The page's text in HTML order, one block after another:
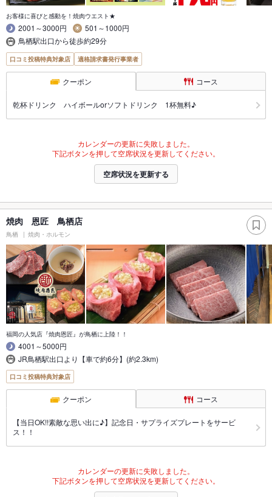
お客様に喜びと感動を！焼肉ウエスト★
2001～3000円
501～1000円
鳥栖駅出口から徒歩約29分
口コミ投稿特典対象店 適格請求書発行事業者
クーポン コース
乾杯ドリンク ハイボールorソフトドリンク 1杯無料♪
カレンダーの更新に失敗しました。
下記ボタンを押して空席状況を更新してください。
空席状況を更新する
焼肉 恩匠 鳥栖店
鳥栖 焼肉・ホルモン
福岡の人気店『焼肉恩匠』が鳥栖に上陸！！
4001～5000円
JR鳥栖駅出口より【車で約6分】(約2.3km)
口コミ投稿特典対象店
クーポン コース
【当日OK!!素敵な思い出に♪】記念日・サプライズプレートをサービ
ス！！
カレンダーの更新に失敗しました。
下記ボタンを押して空席状況を更新してください。